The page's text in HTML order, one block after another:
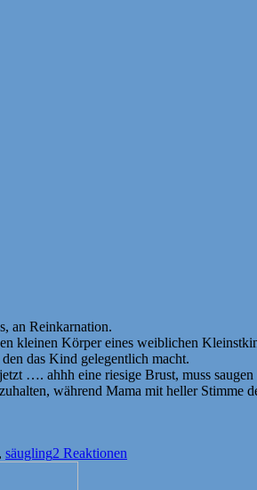
an Reinkarnation.
kleinen Körper eines weiblichen
das Kind gelegentlich macht.
…. ahhh eine riesige Brust, muss
während Mama mit heller Stimme
, säugling2 Reaktionen